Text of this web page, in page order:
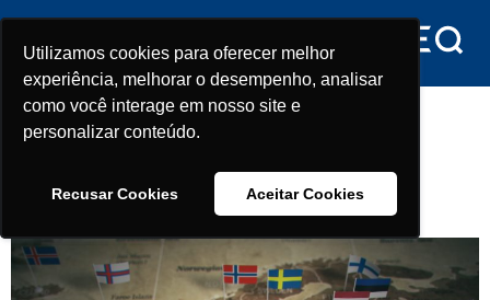
Utilizamos cookies para oferecer melhor
experiência, melhorar o desempenho, analisar
como você interage em nosso site e
personalizar conteúdo.
Recusar Cookies Aceitar Cookies
Utilizamos cookies para oferecer melhor
experiência, melhorar o desempenho, analisar
como você interage em nosso site e
personalizar conteúdo.
Recusar Cookies Aceitar Cookies
conteúdo
Dia:1 de julho de 2022
Otan convida Finlândia e Suécia
para aliança